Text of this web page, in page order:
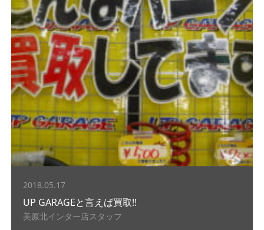
2018.05.17
UP GARAGEと言えば買取!!
美原北インター店スタッフ